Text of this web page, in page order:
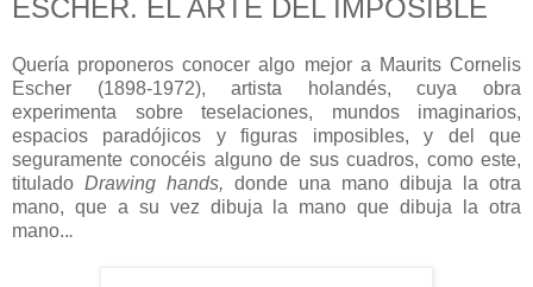
ESCHER. EL ARTE DEL IMPOSIBLE
Quería proponeros conocer algo mejor a Maurits Cornelis
Escher (1898-1972), artista holandés, cuya obra
experimenta sobre teselaciones, mundos imaginarios,
espacios paradójicos y figuras imposibles, y del que
seguramente conocéis alguno de sus cuadros, como este,
titulado Drawing hands, donde una mano dibuja la otra
mano, que a su vez dibuja la mano que dibuja la otra
mano...